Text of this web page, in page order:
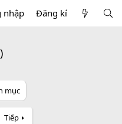
nhập Đăng kí
mục
Tiếp